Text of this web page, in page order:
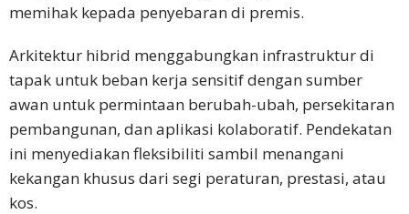
memihak kepada penyebaran di premis.
Arkitektur hibrid menggabungkan infrastruktur di
tapak untuk beban kerja sensitif dengan sumber
awan untuk permintaan berubah-ubah, persekitaran
pembangunan, dan aplikasi kolaboratif. Pendekatan
ini menyediakan fleksibiliti sambil menangani
kekangan khusus dari segi peraturan, prestasi, atau
kos.